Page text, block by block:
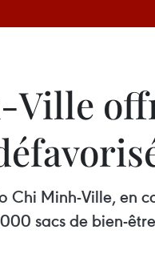
Chi Minh-Ville, en
sacs de bien-